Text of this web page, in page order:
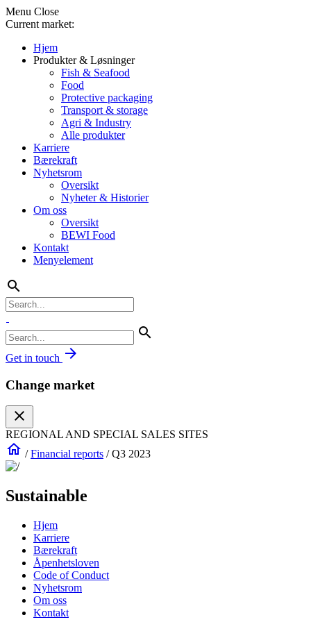
Menu Close
Current market:
Hjem
Produkter & Løsninger
Fish & Seafood
Food
Protective packaging
Transport & storage
Agri & Industry
Alle produkter
Karriere
Bærekraft
Nyhetsrom
Oversikt
Nyheter & Historier
Om oss
Oversikt
BEWI Food
Kontakt
Menyelement
search
search
Get in touch arrow_forward
Change market
close
REGIONAL AND SPECIAL SALES SITES
home /Financial reports /Q3 2023
Sustainable
Hjem
Karriere
Bærekraft
Åpenhetsloven
Code of Conduct
Nyhetsrom
Om oss
Kontakt